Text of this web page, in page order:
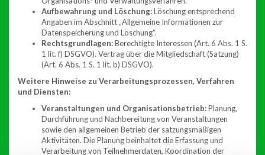
Aufbewahrung und Löschung:Löschung entsprechend
Angaben im Abschnitt „Allgemeine Informationen zur
Datenspeicherung und Löschung“.
Rechtsgrundlagen:Berechtigte Interessen (Art. 6 Abs. 1 S.
1 lit. f) DSGVO). Vertrag über die Mitgliedschaft (Satzung)
(Art. 6 Abs. 1 S. 1 lit. b) DSGVO).
Weitere Hinweise zu Verarbeitungsprozessen, Verfahren
und Diensten:
Veranstaltungen und Organisationsbetrieb:Planung,
Durchführung und Nachbereitung von Veranstaltungen
sowie den allgemeinen Betrieb der satzungsmäßigen
Aktivitäten. Die Planung beinhaltet die Erfassung und
Verarbeitung von Teilnehmerdaten, Koordination der